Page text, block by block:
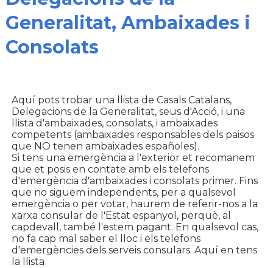
Generalitat, Ambaixades i
Consolats
Aquí pots trobar una llista de Casals Catalans,
Delegacions de la Generalitat, seus d'Acció, i una
llista d'ambaixades, consolats, i ambaixades
competents (ambaixades responsables dels paisos
que NO tenen ambaixades españoles).
Si tens una emergència a l'exterior et recomanem
que et posis en contate amb els telefons
d'emergència d'ambaixades i consolats primer. Fins
que no siguem independents, per a qualsevol
emergència o per votar, haurem de referir-nos a la
xarxa consular de l'Estat espanyol, perquè, al
capdevall, també l'estem pagant. En qualsevol cas,
no fa cap mal saber el lloc i els telefons
d'emergències dels serveis consulars. Aquí en tens
la llista